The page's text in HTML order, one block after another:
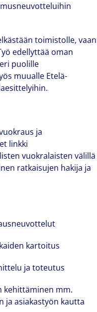
toimistolle, vaan
edellyttää oman
puolille
muualle Etelä-
ja
linkki
vuokralaisten välillä
ratkaisujen hakija ja
kartoitus
ja toteutus
kehittäminen mm.
ja asiakastyön kautta